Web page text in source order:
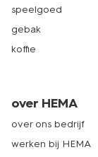
speelgoed
gebak
koffie
over HEMA
over ons bedrijf
werken bij HEMA